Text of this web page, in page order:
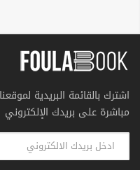
اشترك بالقائمة البريدية
مباشرة على بريدك الإلكتروني